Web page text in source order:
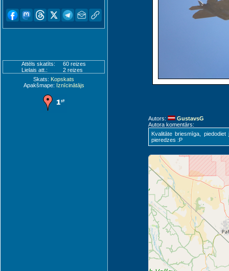
Attēls skatīts:
60 reizes
Lielais att.:
2 reizes
Skats: Kopskats
Apakšmape: Iznīcinātājs
Autors:
GustavsG
Autora komentārs:
Kvalitāte briesmīga,
pieredzes :P